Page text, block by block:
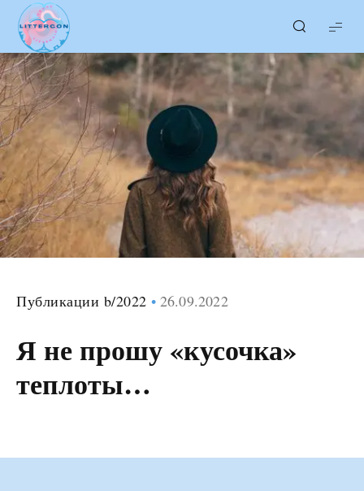
LITTERcon
Публикации b/2022 26.09.2022
Я не прошу «кусочка»
теплоты…